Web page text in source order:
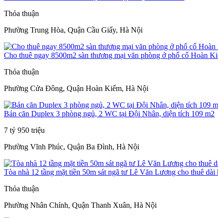
Thỏa thuận
Phường Trung Hòa, Quận Cầu Giấy, Hà Nội
Cho thuê ngay 8500m2 sàn thương mại văn phòng ở phố cổ Hoàn
Thỏa thuận
Phường Cửa Đông, Quận Hoàn Kiếm, Hà Nội
Bán căn Duplex 3 phòng ngủ, 2 WC tại Đội Nhân, diện tích 109 m2
7 tỷ 950 triệu
Phường Vĩnh Phúc, Quận Ba Đình, Hà Nội
Tòa nhà 12 tầng mặt tiền 50m sát ngã tư Lê Văn Lương cho thuê dài
Thỏa thuận
Phường Nhân Chính, Quận Thanh Xuân, Hà Nội